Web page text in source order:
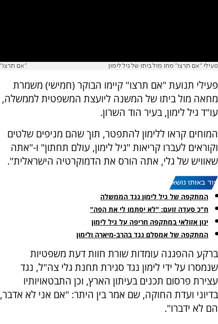
פעילי "אם תרצו" מחו מול ביתו של גיל לימון "אם תרצו"
פעילי תנועת "אם תרצו" קיימו הבוקר (חמישי) משמרת
מחאה מול ביתו של המשנה ליועצת המשפטית לממשלה,
עו"ד גיל לימון, בעיר הוד השרון.
המוחים קראו ללימון להתפטר, תוך שהם מניפים שלטים
וקוראים לעברו קריאות "גיל לימון, עולם תחתון" ו-"אתה
שאוויש של גלי, אתה הורס את הדמוקרטיה הישראלית".
עוד באותו נושא:
המתקפה של גיל לימון נגד הממשלה
ח"כ סעדה זועם: "לא יסתמו לי את הפה"
ינון אזולאי במתקפה חריפה על גיל לימון
המתקפה של אמסלם נגד בהרב-מיארה ולימון
ברקע ההפגנה עומדות שורת חוות דעת משפטיות
שנמסרו על ידי לימון נגד סגירת תחנת גלי צה"ל, נגד
עצירת פרסום תכנים בעיתון הארץ, וכן התבטאויותיו
בדיוני ועדת החוקה, שם אמר בין היתר: "אם אני לא אדבר,
הם לא ידברו".